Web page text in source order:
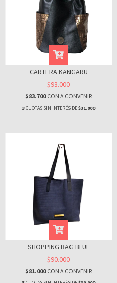
CARTERA KANGARU
$93.000
$83.700CON A CONVENIR
3CUOTAS SIN INTERÉS DE$31.000
SHOPPING BAG BLUE
$90.000
$81.000CON A CONVENIR